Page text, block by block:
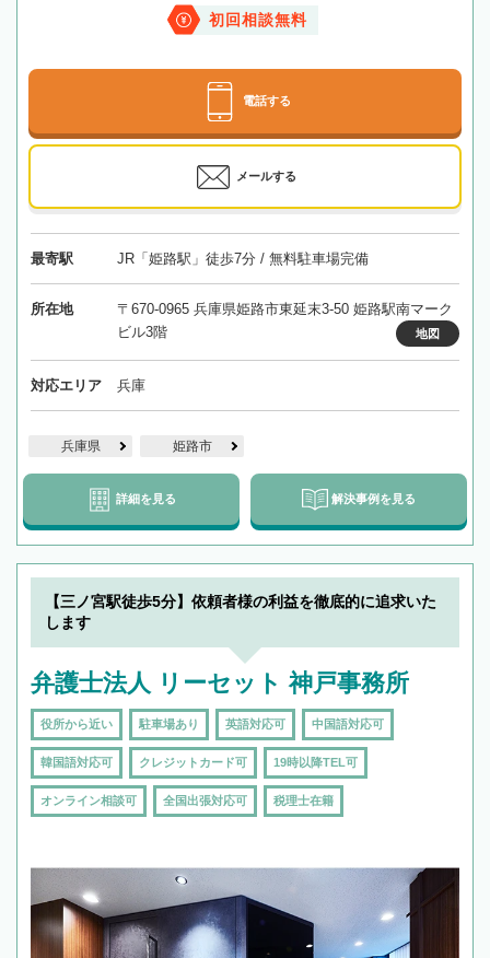
初回相談無料
電話する
メールする
最寄駅 JR「姫路駅」徒歩7分 / 無料駐車場完備
所在地
〒670-0965 兵庫県姫路市東延末3-50 姫路駅南マーク
ビル3階
地図
対応エリア 兵庫
兵庫県 姫路市
詳細を見る 解決事例を見る
【三ノ宮駅徒歩5分】依頼者様の利益を徹底的に追求いた
します
弁護士法人 リーセット 神戸事務所
役所から近い 駐車場あり 英語対応可 中国語対応可
韓国語対応可 クレジットカード可 19時以降TEL可
オンライン相談可 全国出張対応可 税理士在籍